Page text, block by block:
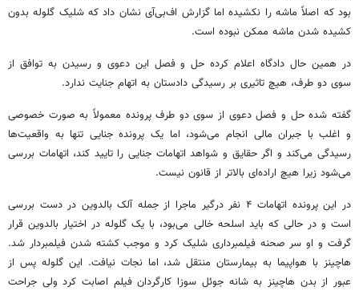
بود که اصلاً ماشه را نکشیده اما گزارش اف‌بی‌آی نشان داد که شلیک گلوله بدون
کشیده شدن ماشه ممکن نبوده است.
در همین حال دادگاه اعلام کرده حل و فصل این دعوی و رسیدن به توافق از
سوی دو طرف، هیچ تاثیری بر رسیدگی دادستان به اتهام جنایت ندارد.
گفته شده حل و فصل دعوی از سوی دو طرف پرونده معمولاً به صورت خصوصی
و اغلب با جبران مالی انجام می‌شود، اما یک پرونده جنایی تنها به واقعیت‌ها
رسیدگی می‌کند و اگر حقایق و شواهد اتهامات جنایی را تایید کند، اتهامات بررسی
می‌شود زیرا هیچ اراده‌ای بالاتر از قانون نیست.
در این پرونده اتهامات ۴ نفر درگیر ماجرا از جمله
آلک بالدوین در دست بررسی
است و در حالی که باید اسلحه خالی می‌بود، با یک گلوله در اختیار بالدوینقرار
گرفت و او سر صحنه فیلمبرداری شلیک کرد و موجب کشته شدنفیلمبردار شد.
هاچینز با هواپیما به بیمارستان منتقل شد، اما نجات نیافت. این گلوله پس از
عبور از بدن هاچینز به شانهجوئل سوزا کارگردان فیلم اصابت کرد ولی جراحت